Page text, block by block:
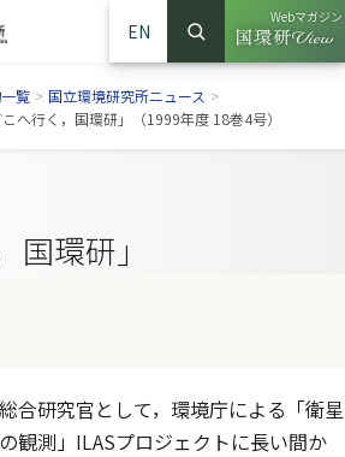
）
EN
サイト内検索
検索
Webマガジン
（別ウイ
覧 > 国立環境研究所ニュース >
こへ行く，国環研」（1999年度 18巻4号）
国環研」
合研究官として，環境庁による「衛星
観測」ILASプロジェクトに長い間か